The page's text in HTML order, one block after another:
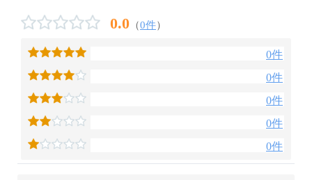
0.0 （0件）
0件
0件
0件
0件
0件